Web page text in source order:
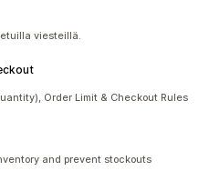
viesteillä.
Order Limit & Checkout Rules
and prevent stockouts